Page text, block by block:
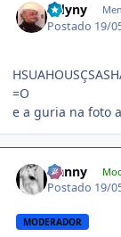
Odyny
Postado 19/
=O
e a guria na foto
Nanny
Postado 19/
MODERADOR